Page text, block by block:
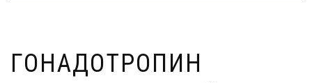
ГОНАДОТРОПИН